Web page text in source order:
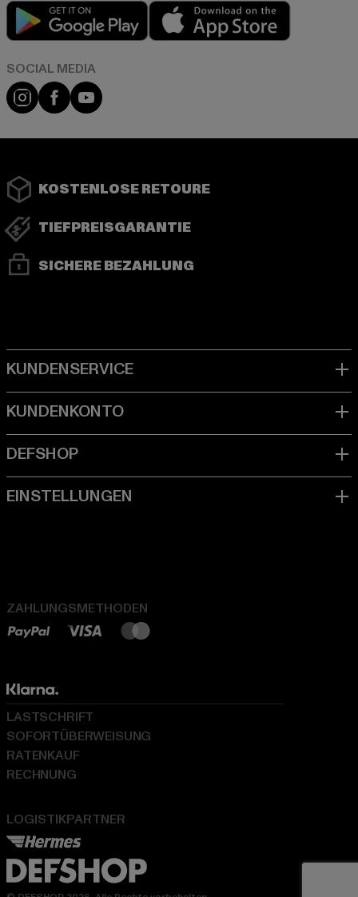
Play market
Instagram
FacebookYouTube
KOSTENLOSE RETOURE
TIEFPREISGARANTIE
SICHERE BEZAHLUNG
ZAHLUNGSMETHODEN
LOGISTIKPARTNER
LASTSCHRIFT
SOFORTÜBERWEISUNG
RATENKAUF
RECHNUNG